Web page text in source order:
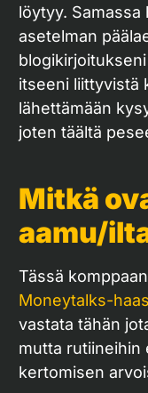
löytyy. Samassa
asetelman
itseeni liittyvistä
lähettämään
joten täältä
Mitkä
aamu/
Tässä
Moneytalks-
vastata tähän
mutta rutiineihin
kertomisen